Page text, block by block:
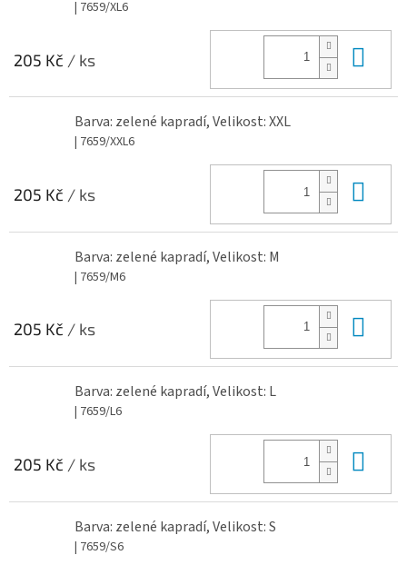
| 7659/XL6
205 Kč / ks
Barva: zelené kapradí, Velikost: XXL
| 7659/XXL6
205 Kč / ks
Barva: zelené kapradí, Velikost: M
| 7659/M6
205 Kč / ks
Barva: zelené kapradí, Velikost: L
| 7659/L6
205 Kč / ks
Barva: zelené kapradí, Velikost: S
| 7659/S6